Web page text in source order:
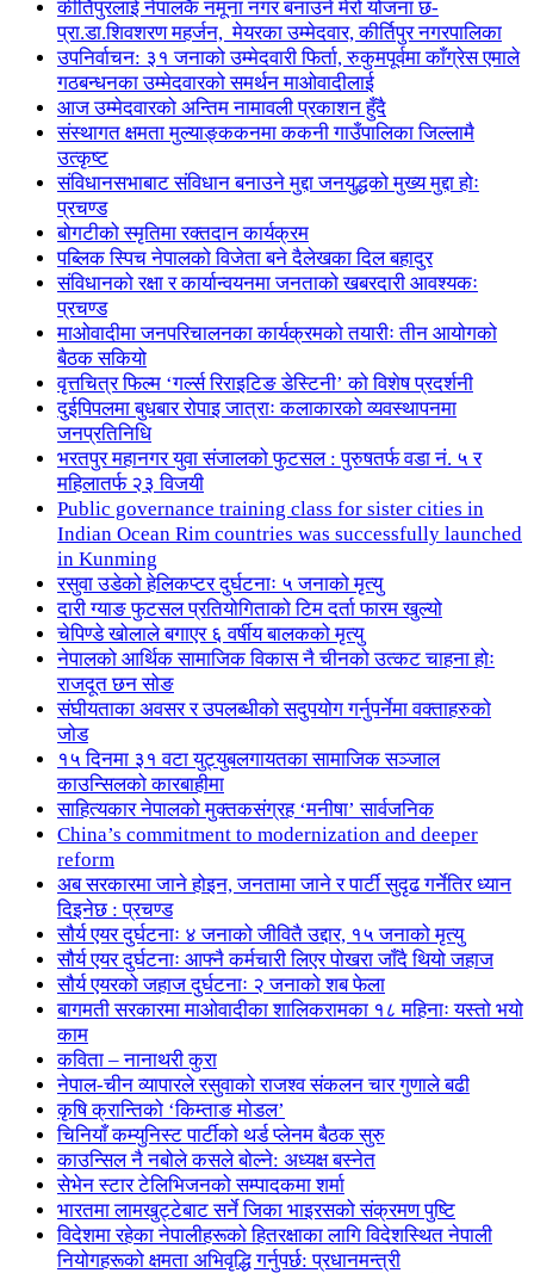
कीर्तिपुरलाई नेपालकै नमूना नगर बनाउने मेरो योजना छ-
प्रा.डा.शिवशरण महर्जन, मेयरका उम्मेदवार, कीर्तिपुर नगरपालिका
उपनिर्वाचन: ३१ जनाको उम्मेदवारी फिर्ता, रुकुमपूर्वमा काँग्रेस एमाले
गठबन्धनका उम्मेदवारको समर्थन माओवादीलाई
आज उम्मेदवारको अन्तिम नामावली प्रकाशन हुँदै
संस्थागत क्षमता मुल्याङ्ककनमा ककनी गाउँपालिका जिल्लामै
उत्कृष्ट
संविधानसभाबाट संविधान बनाउने मुद्दा जनयुद्धको मुख्य मुद्दा होः
प्रचण्ड
बोगटीको स्मृतिमा रक्तदान कार्यक्रम
पब्लिक स्पिच नेपालको विजेता बने दैलेखका दिल बहादुर
संविधानको रक्षा र कार्यान्वयनमा जनताको खबरदारी आवश्यकः
प्रचण्ड
माओवादीमा जनपरिचालनका कार्यक्रमको तयारीः तीन आयोगको
बैठक सकियो
वृत्तचित्र फिल्म ‘गर्ल्स रिराइटिङ डेस्टिनी’ को विशेष प्रदर्शनी
दुईपिपलमा बुधबार रोपाइ जात्राः कलाकारको व्यवस्थापनमा
जनप्रतिनिधि
भरतपुर महानगर युवा संजालको फुटसल : पुरुषतर्फ वडा नं. ५ र
महिलातर्फ २३ विजयी
Public governance training class for sister cities in
Indian Ocean Rim countries was successfully launched
in Kunming
रसुवा उडेको हेलिकप्टर दुर्घटनाः ५ जनाको मृत्यु
दारी ग्याङ फुटसल प्रतियोगिताको टिम दर्ता फारम खुल्यो
चेपिण्डे खोलाले बगाएर ६ वर्षीय बालकको मृत्यु
नेपालको आर्थिक सामाजिक विकास नै चीनको उत्कट चाहना होः
राजदूत छन सोङ
संघीयताका अवसर र उपलब्धीको सदुपयोग गर्नुपर्नेमा वक्ताहरुको
जोड
१५ दिनमा ३१ वटा युट्युबलगायतका सामाजिक सञ्जाल
काउन्सिलको कारबाहीमा
साहित्यकार नेपालको मुक्तकसंग्रह ‘मनीषा’ सार्वजनिक
China’s commitment to modernization and deeper
reform
अब सरकारमा जाने होइन, जनतामा जाने र पार्टी सुदृढ गर्नेतिर ध्यान
दिइनेछ : प्रचण्ड
सौर्य एयर दुर्घटनाः ४ जनाको जीवितै उद्दार, १५ जनाको मृत्यु
सौर्य एयर दुर्घटनाः आफ्नै कर्मचारी लिएर पोखरा जाँदै थियो जहाज
सौर्य एयरको जहाज दुर्घटनाः २ जनाको शब फेला
बागमती सरकारमा माओवादीका शालिकरामका १८ महिनाः यस्तो भयो
काम
कविता – नानाथरी कुरा
नेपाल-चीन व्यापारले रसुवाको राजश्व संकलन चार गुणाले बढी
कृषि क्रान्तिको ‘किम्ताङ मोडल’
चिनियाँ कम्युनिस्ट पार्टीको थर्ड प्लेनम बैठक सुरु
काउन्सिल नै नबोले कसले बोल्ने: अध्यक्ष बस्नेत
सेभेन स्टार टेलिभिजनको सम्पादकमा शर्मा
भारतमा लामखुट्टेबाट सर्ने जिका भाइरसको संक्रमण पुष्टि
विदेशमा रहेका नेपालीहरूको हितरक्षाका लागि विदेशस्थित नेपाली
नियोगहरूको क्षमता अभिवृद्धि गर्नुपर्छ: प्रधानमन्त्री